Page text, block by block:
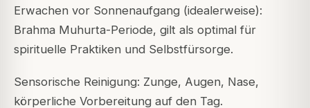
Erwachen vor Sonnenaufgang (idealerweise):
Brahma Muhurta-Periode, gilt als optimal für
spirituelle Praktiken und Selbstfürsorge.
Sensorische Reinigung: Zunge, Augen, Nase,
körperliche Vorbereitung auf den Tag.